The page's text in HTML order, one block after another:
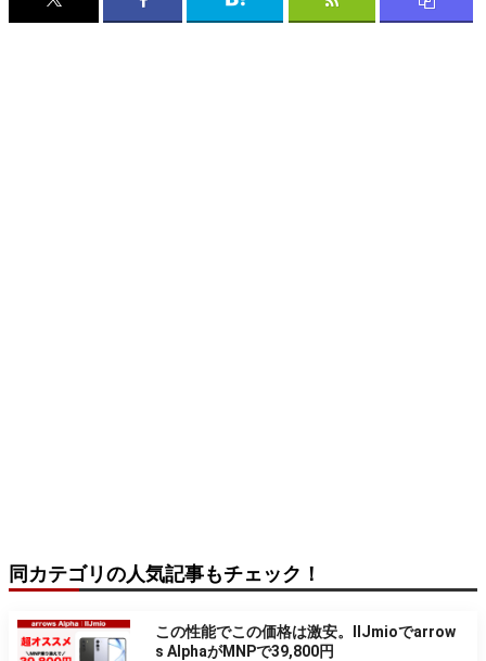
同カテゴリの人気記事もチェック！
この性能でこの価格は激安。IIJmioでarrow
s AlphaがMNPで39,800円